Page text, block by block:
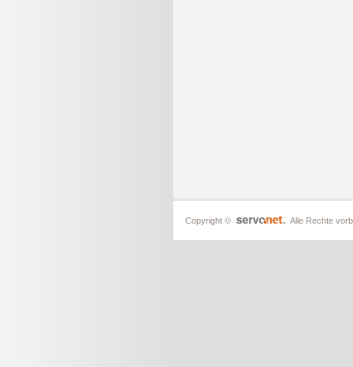
Copyright © Alle Rechte